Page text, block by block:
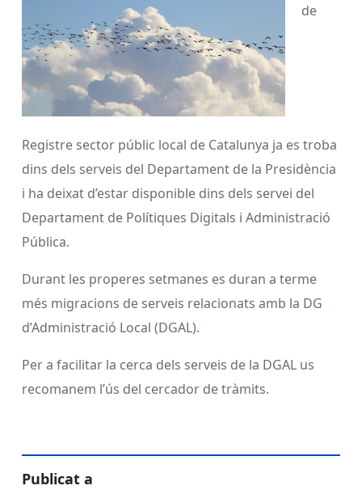
de
Registre sector públic local de Catalunya ja es troba
dins dels serveis del Departament de la Presidència
i ha deixat d’estar disponible dins dels servei del
Departament de Polítiques Digitals i Administració
Pública.
Durant les properes setmanes es duran a terme
més migracions de serveis relacionats amb la DG
d’Administració Local (DGAL).
Per a facilitar la cerca dels serveis de la DGAL us
recomanem l’ús del cercador de tràmits.
Publicat a